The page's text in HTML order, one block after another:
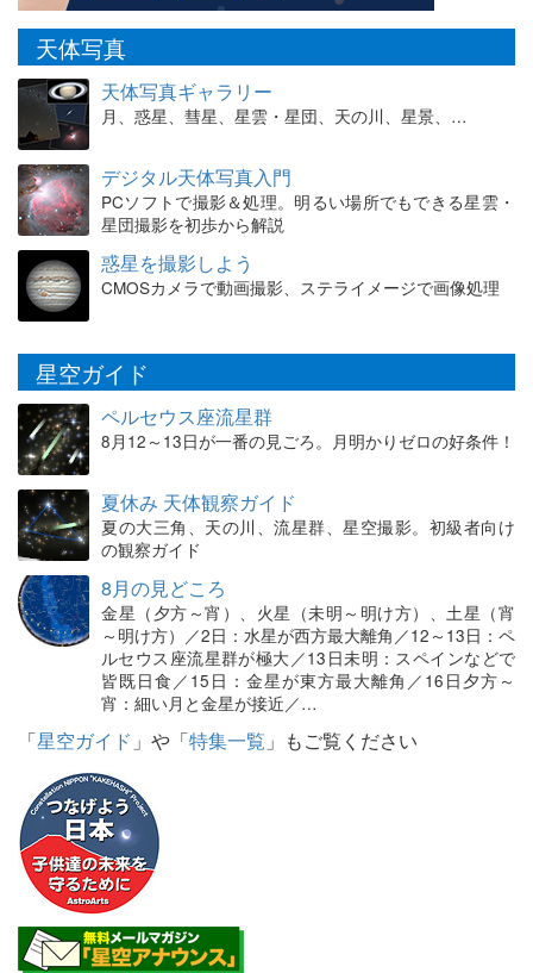
天体写真
天体写真ギャラリー
月、惑星、彗星、星雲・星団、天の川、星景、…
デジタル天体写真入門
PCソフトで撮影＆処理。明るい場所でもできる星雲・
星団撮影を初歩から解説
惑星を撮影しよう
CMOSカメラで動画撮影、ステライメージで画像処理
星空ガイド
ペルセウス座流星群
8月12～13日が一番の見ごろ。月明かりゼロの好条件！
夏休み 天体観察ガイド
夏の大三角、天の川、流星群、星空撮影。初級者向け
の観察ガイド
8月の見どころ
金星（夕方～宵）、火星（未明～明け方）、土星（宵
～明け方）／2日：水星が西方最大離角／12～13日：ペ
ルセウス座流星群が極大／13日未明：スペインなどで
皆既日食／15日：金星が東方最大離角／16日夕方～
宵：細い月と金星が接近／…
「星空ガイド 」や「特集一覧 」もご覧ください